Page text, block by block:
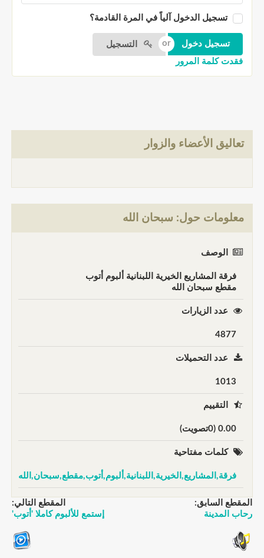
تسجيل الدخول آلياً في المرة القادمة؟
التسجيل
فقدت كلمة المرور
تعاليق الأعضاء والزوار
معلومات حول: سبحان الله
الوصف
فرقة المشاريع الخيرية اللبنانية ألبوم أتوب
مقطع سبحان الله
عدد الزيارات
4877
عدد التحميلات
1013
التقييم
0.00 (0تصويت)
كلمات مفتاحية
فرقة,المشاريع,الخيرية,اللبنانية,ألبوم,أتوب,مقطع,سبحان,الله
المقطع السابق:
رحاب المدينة
المقطع التالي:
إستمع للألبوم كاملا 'أتوب'